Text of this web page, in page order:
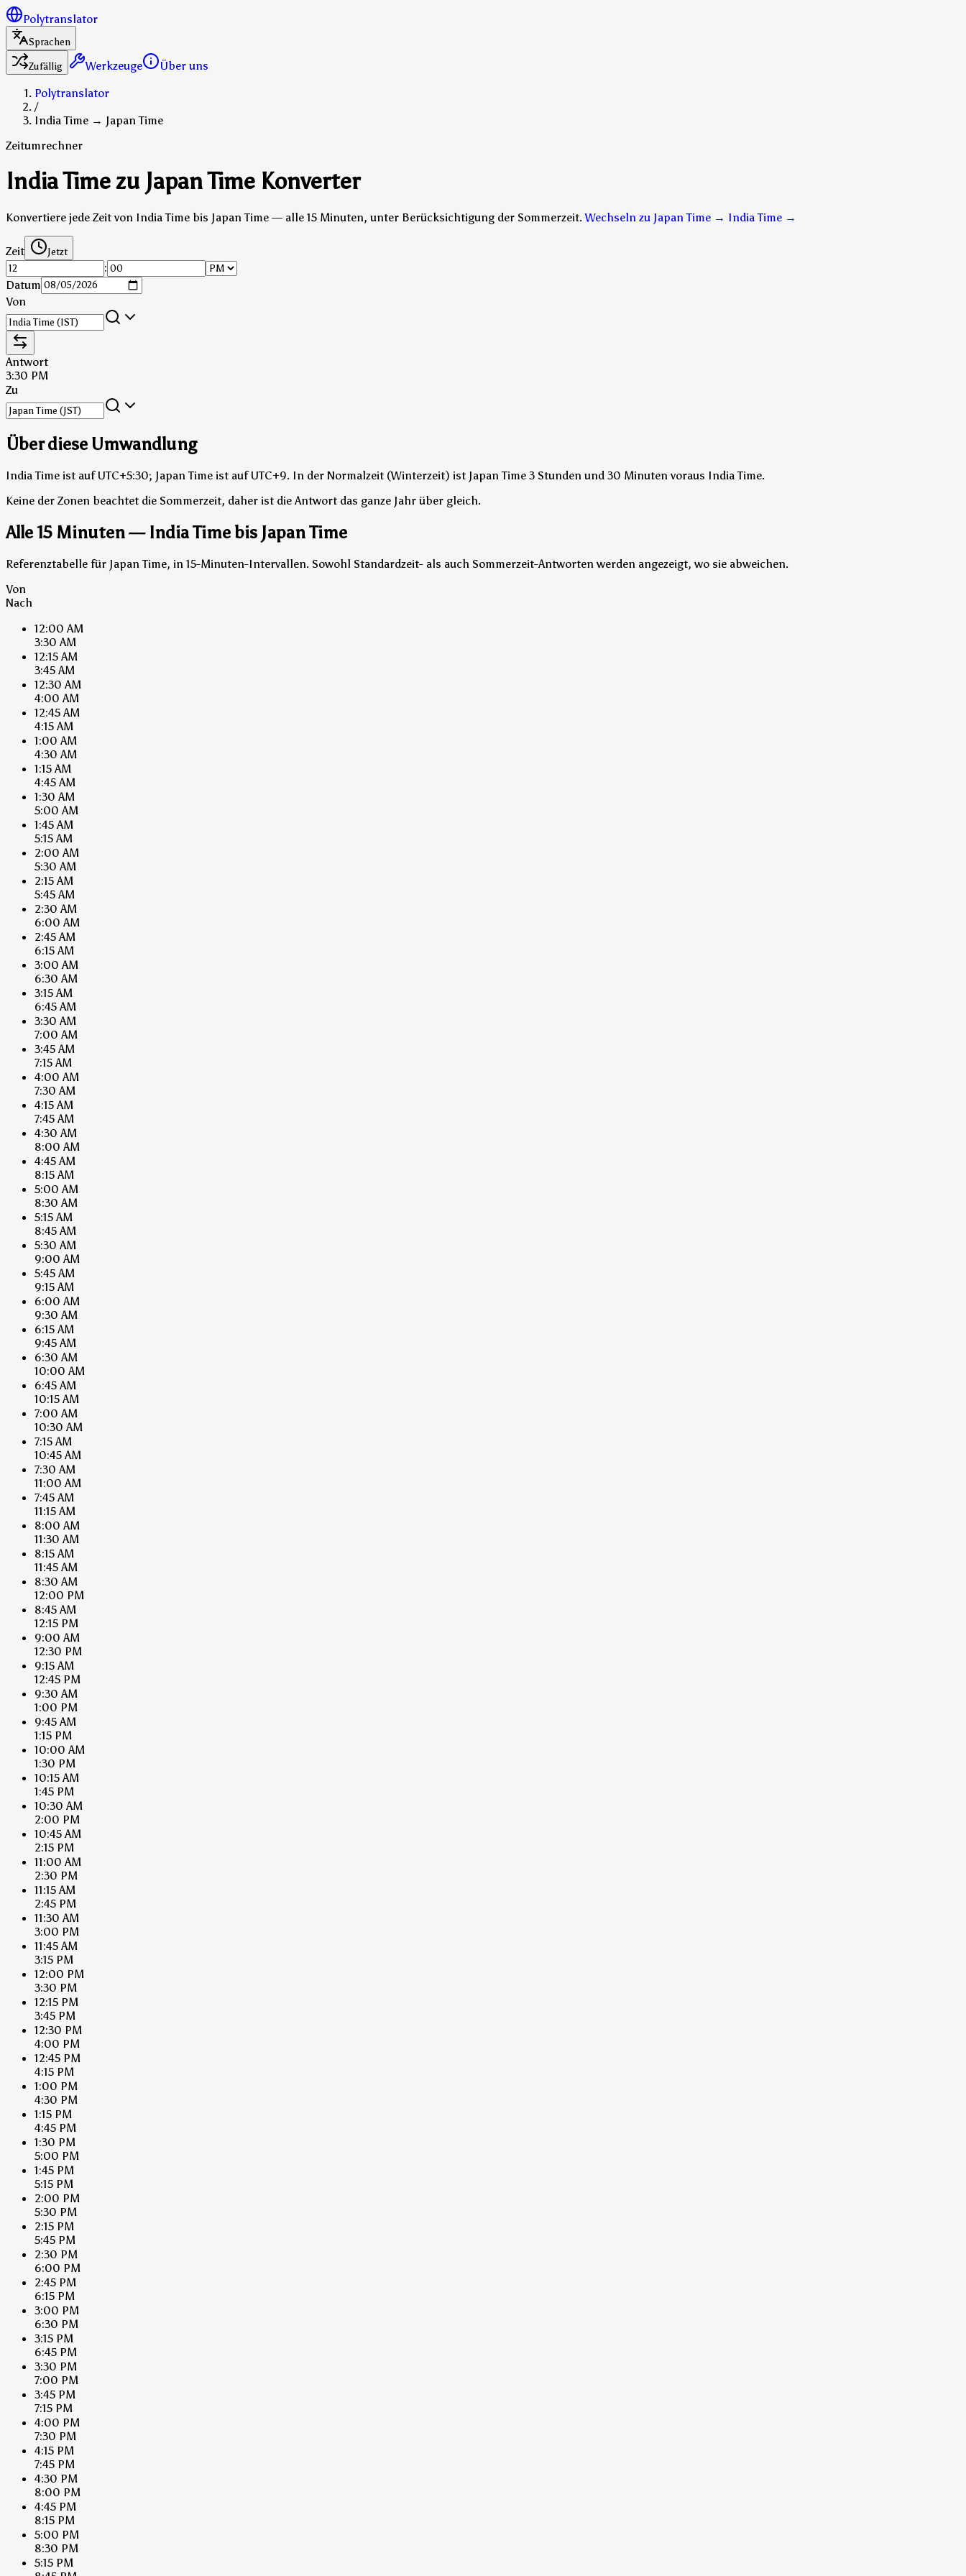
Polytranslator
Sprachen
Zufällig
Werkzeuge
Über uns
Polytranslator
/
India Time → Japan Time
Zeitumrechner
India Time zu Japan Time Konverter
Konvertiere jede Zeit von India Time bis Japan Time — alle 15 Minuten, unter Berücksichtigung der Sommerzeit. Wechseln zu Japan Time → India Time →
Zeit Jetzt
:
Datum
Von
Antwort
3:30 PM
Zu
Über diese Umwandlung
India Time ist auf UTC+5:30; Japan Time ist auf UTC+9. In der Normalzeit (Winterzeit) ist Japan Time 3 Stunden und 30 Minuten voraus India Time.
Keine der Zonen beachtet die Sommerzeit, daher ist die Antwort das ganze Jahr über gleich.
Alle 15 Minuten — India Time bis Japan Time
Referenztabelle für Japan Time, in 15-Minuten-Intervallen. Sowohl Standardzeit- als auch Sommerzeit-Antworten werden angezeigt, wo sie abweichen.
Von
Nach
12:00 AM
3:30 AM
12:15 AM
3:45 AM
12:30 AM
4:00 AM
12:45 AM
4:15 AM
1:00 AM
4:30 AM
1:15 AM
4:45 AM
1:30 AM
5:00 AM
1:45 AM
5:15 AM
2:00 AM
5:30 AM
2:15 AM
5:45 AM
2:30 AM
6:00 AM
2:45 AM
6:15 AM
3:00 AM
6:30 AM
3:15 AM
6:45 AM
3:30 AM
7:00 AM
3:45 AM
7:15 AM
4:00 AM
7:30 AM
4:15 AM
7:45 AM
4:30 AM
8:00 AM
4:45 AM
8:15 AM
5:00 AM
8:30 AM
5:15 AM
8:45 AM
5:30 AM
9:00 AM
5:45 AM
9:15 AM
6:00 AM
9:30 AM
6:15 AM
9:45 AM
6:30 AM
10:00 AM
6:45 AM
10:15 AM
7:00 AM
10:30 AM
7:15 AM
10:45 AM
7:30 AM
11:00 AM
7:45 AM
11:15 AM
8:00 AM
11:30 AM
8:15 AM
11:45 AM
8:30 AM
12:00 PM
8:45 AM
12:15 PM
9:00 AM
12:30 PM
9:15 AM
12:45 PM
9:30 AM
1:00 PM
9:45 AM
1:15 PM
10:00 AM
1:30 PM
10:15 AM
1:45 PM
10:30 AM
2:00 PM
10:45 AM
2:15 PM
11:00 AM
2:30 PM
11:15 AM
2:45 PM
11:30 AM
3:00 PM
11:45 AM
3:15 PM
12:00 PM
3:30 PM
12:15 PM
3:45 PM
12:30 PM
4:00 PM
12:45 PM
4:15 PM
1:00 PM
4:30 PM
1:15 PM
4:45 PM
1:30 PM
5:00 PM
1:45 PM
5:15 PM
2:00 PM
5:30 PM
2:15 PM
5:45 PM
2:30 PM
6:00 PM
2:45 PM
6:15 PM
3:00 PM
6:30 PM
3:15 PM
6:45 PM
3:30 PM
7:00 PM
3:45 PM
7:15 PM
4:00 PM
7:30 PM
4:15 PM
7:45 PM
4:30 PM
8:00 PM
4:45 PM
8:15 PM
5:00 PM
8:30 PM
5:15 PM